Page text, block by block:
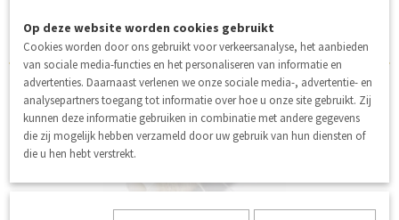
nieuw
Op deze website worden cookies gebruikt
Cookies worden door ons gebruikt voor verkeersanalyse, het aanbieden
van sociale media-functies en het personaliseren van informatie en
advertenties. Daarnaast verlenen we onze sociale media-, advertentie- en
analysepartners toegang tot informatie over hoe u onze site gebruikt. Zij
kunnen deze informatie gebruiken in combinatie met andere gegevens
die zij mogelijk hebben verzameld door uw gebruik van hun diensten of
die u hen hebt verstrekt.